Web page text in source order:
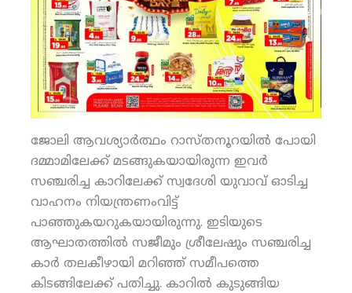
ജോലി ആവശ്യാര്‍ത്ഥം റാസ്തനൂറയില്‍ പോയി
ദമ്മാമിലേക്ക് മടങ്ങുകയായിരുന്ന ഇവര്‍
സഞ്ചരിച്ച കാറിലേക്ക് സ്വദേശി യുവാവ് ഓടിച്ച
വാഹനം നിയന്ത്രണംവിട്ട്
പാഞ്ഞുകയറുകയായിരുന്നു. ഇടിയുടെ
ആഘാതത്തില്‍ സജീമും ശ്രീലേഷും സഞ്ചരിച്ച
കാര്‍ തലകീഴായി മറിഞ്ഞ് സമീപത്തെ
കിടങ്ങിലേക്ക് പതിച്ചു. കാറില്‍ കുടുങ്ങിയ